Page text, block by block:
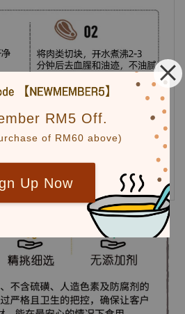
RM5 Off.
of RM60 above)
Up Now